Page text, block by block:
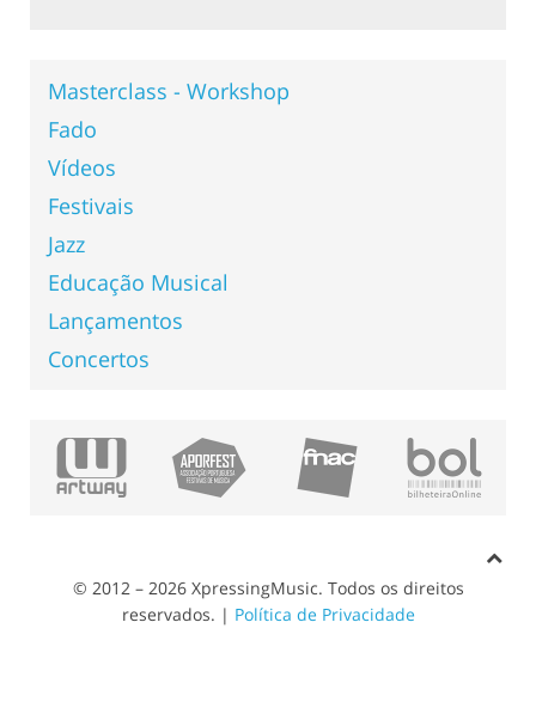
Masterclass - Workshop
Fado
Vídeos
Festivais
Jazz
Educação Musical
Lançamentos
Concertos
© 2012 – 2026 XpressingMusic. Todos os direitos
reservados. | Política de Privacidade